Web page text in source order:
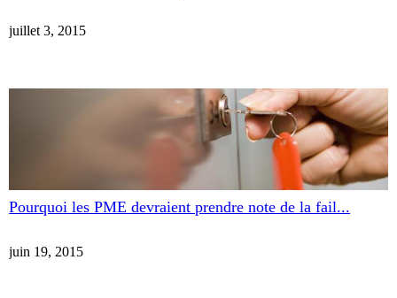
juillet 3, 2015
Pourquoi les PME devraient prendre note de la fail...
juin 19, 2015